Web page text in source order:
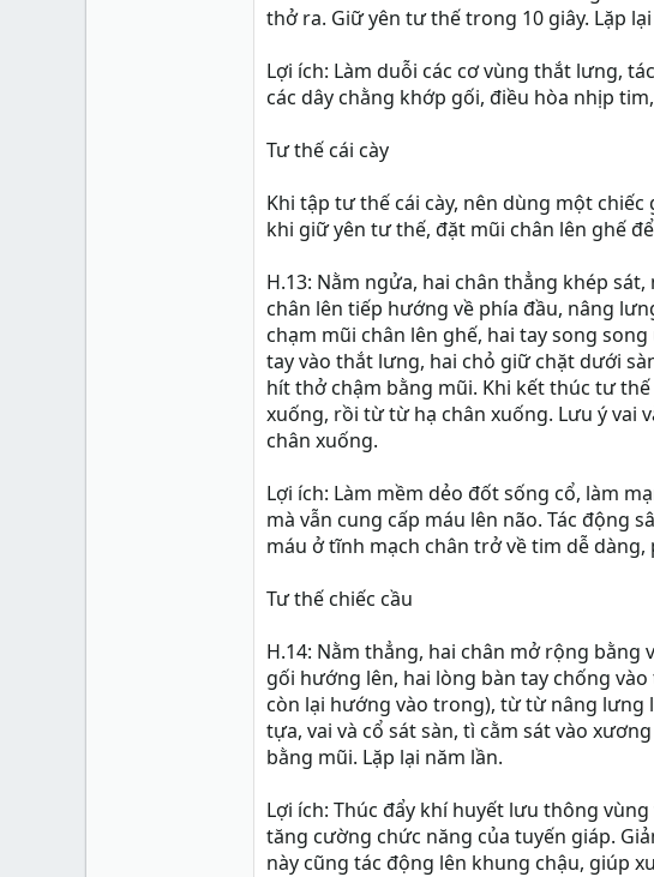
thở ra. Giữ yên tư thế trong 10 giây. Lặp
Lợi ích: Làm duỗi các cơ vùng thắt lưng,
các dây chằng khớp gối, điều hòa nhịp
Tư thế cái cày
Khi tập tư thế cái cày, nên dùng một
khi giữ yên tư thế, đặt mũi chân lên ghế
H.13: Nằm ngửa, hai chân thẳng khép
chân lên tiếp hướng về phía đầu, nâng
chạm mũi chân lên ghế, hai tay song
tay vào thắt lưng, hai chỏ giữ chặt dưới
hít thở chậm bằng mũi. Khi kết thúc tư
xuống, rồi từ từ hạ chân xuống. Lưu ý vai
chân xuống.
Lợi ích: Làm mềm dẻo đốt sống cổ, làm
mà vẫn cung cấp máu lên não. Tác động
máu ở tĩnh mạch chân trở về tim dễ
Tư thế chiếc cầu
H.14: Nằm thẳng, hai chân mở rộng bằng
gối hướng lên, hai lòng bàn tay chống
còn lại hướng vào trong), từ từ nâng lưng
tựa, vai và cổ sát sàn, tì cằm sát vào
bằng mũi. Lặp lại năm lần.
Lợi ích: Thúc đẩy khí huyết lưu thông
tăng cường chức năng của tuyến giáp.
này cũng tác động lên khung chậu, giúp